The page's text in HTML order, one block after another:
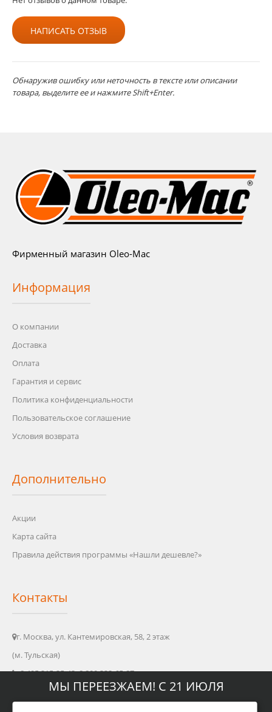
НАПИСАТЬ ОТЗЫВ
Обнаружив ошибку или неточность в тексте или описании
товара, выделите ее и нажмите Shift+Enter.
МЫ ПЕРЕЕЗЖАЕМ! С 21 ИЮЛЯ
Фирменный магазин Oleo-Mac
Информация
О компании
Доставка
Оплата
Гарантия и сервис
Политика конфиденциальности
Пользовательское соглашение
Условия возврата
Дополнительно
Акции
Карта сайта
Правила действия программы «Нашли дешевле?»
Контакты
г. Москва, ул. Кантемировская, 58, 2 этаж
(м. Тульская)
8 495 215-25-43, 8 800 333-65-87
info@oleo-shop.ru